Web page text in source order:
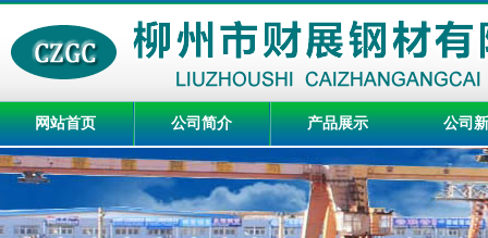
网站首页 公司简介 产品展示 公司